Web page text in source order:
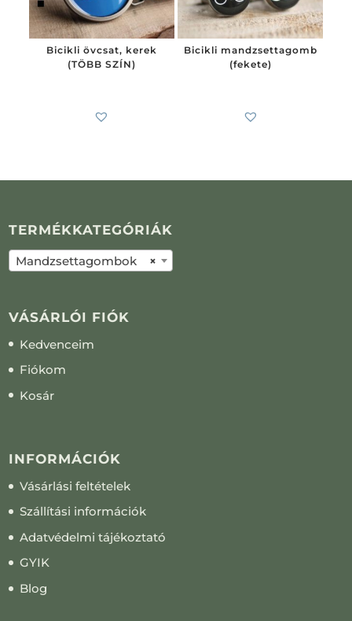
Bicikli övcsat, kerek
(TÖBB SZÍN)
Bicikli mandzsettagomb
(fekete)
TERMÉKKATEGÓRIÁK
×
Mandzsettagombok
VÁSÁRLÓI FIÓK
Kedvenceim
Fiókom
Kosár
INFORMÁCIÓK
Vásárlási feltételek
Szállítási információk
Adatvédelmi tájékoztató
GYIK
Blog